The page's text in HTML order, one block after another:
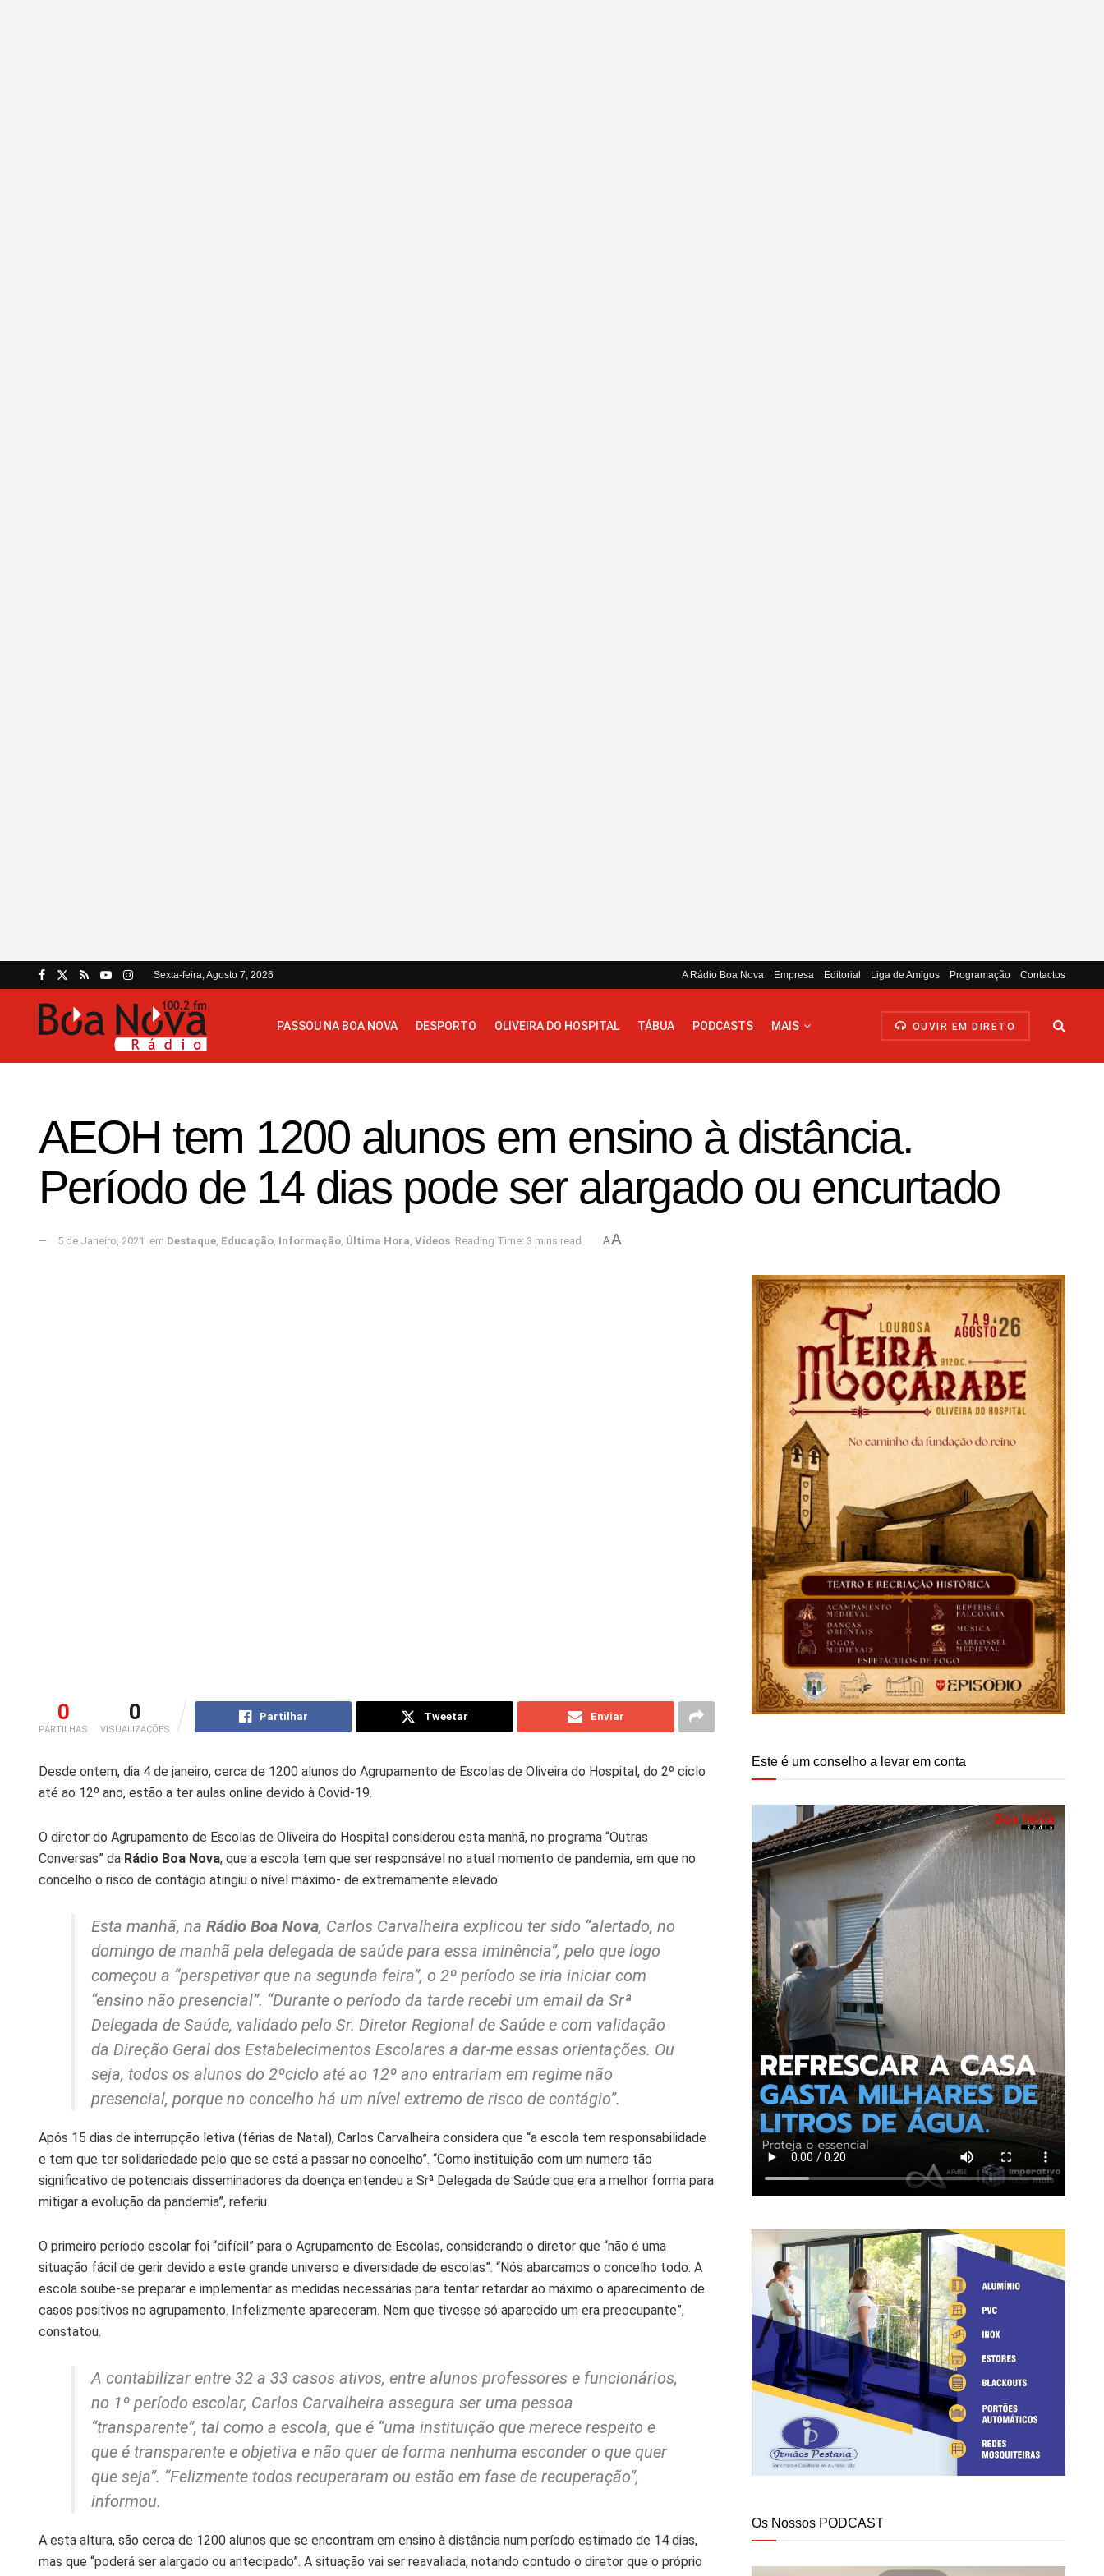
Sexta-feira, Agosto 7, 2026 A Rádio Boa Nova Empresa Editorial Liga de Amigos Programação Contactos
PASSOU NA BOA NOVA DESPORTO OLIVEIRA DO HOSPITAL TÁBUA PODCASTS MAIS OUVIR EM DIRETO
AEOH tem 1200 alunos em ensino à distância.
Período de 14 dias pode ser alargado ou encurtado
5 de Janeiro, 2021 em Destaque, Educação, Informação, Última Hora, Vídeos Reading Time: 3 mins read AA
0
PARTILHAS
0
VISUALIZAÇÕES
Partilhar Tweetar Enviar
Desde ontem, dia 4 de janeiro, cerca de 1200 alunos do Agrupamento de Escolas de Oliveira do Hospital, do 2º ciclo
até ao 12º ano, estão a ter aulas online devido à Covid-19.
O diretor do Agrupamento de Escolas de Oliveira do Hospital considerou esta manhã, no programa “Outras
Conversas” da Rádio Boa Nova, que a escola tem que ser responsável no atual momento de pandemia, em que no
concelho o risco de contágio atingiu o nível máximo- de extremamente elevado.
Esta manhã, na Rádio Boa Nova, Carlos Carvalheira explicou ter sido “alertado, no
domingo de manhã pela delegada de saúde para essa iminência”, pelo que logo
começou a “perspetivar que na segunda feira”, o 2º período se iria iniciar com
“ensino não presencial”. “Durante o período da tarde recebi um email da Srª
Delegada de Saúde, validado pelo Sr. Diretor Regional de Saúde e com validação
da Direção Geral dos Estabelecimentos Escolares a dar-me essas orientações. Ou
seja, todos os alunos do 2ºciclo até ao 12º ano entrariam em regime não
presencial, porque no concelho há um nível extremo de risco de contágio”.
Após 15 dias de interrupção letiva (férias de Natal), Carlos Carvalheira considera que “a escola tem responsabilidade
e tem que ter solidariedade pelo que se está a passar no concelho”. “Como instituição com um numero tão
significativo de potenciais disseminadores da doença entendeu a Srª Delegada de Saúde que era a melhor forma para
mitigar a evolução da pandemia”, referiu.
O primeiro período escolar foi “difícil” para o Agrupamento de Escolas, considerando o diretor que “não é uma
situação fácil de gerir devido a este grande universo e diversidade de escolas”. “Nós abarcamos o concelho todo. A
escola soube-se preparar e implementar as medidas necessárias para tentar retardar ao máximo o aparecimento de
casos positivos no agrupamento. Infelizmente apareceram. Nem que tivesse só aparecido um era preocupante”,
constatou.
A contabilizar entre 32 a 33 casos ativos, entre alunos professores e funcionários,
no 1º período escolar, Carlos Carvalheira assegura ser uma pessoa
“transparente”, tal como a escola, que é “uma instituição que merece respeito e
que é transparente e objetiva e não quer de forma nenhuma esconder o que quer
que seja”. “Felizmente todos recuperaram ou estão em fase de recuperação”,
informou.
A esta altura, são cerca de 1200 alunos que se encontram em ensino à distância num período estimado de 14 dias,
mas que “poderá ser alargado ou antecipado”. A situação vai ser reavaliada, notando contudo o diretor que o próprio
Este é um conselho a levar em conta
Os Nossos PODCAST